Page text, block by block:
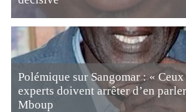
Polémique sur Sangomar : «
experts doivent arrêter d’en
Mboup